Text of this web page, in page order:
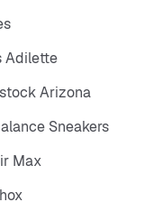
Adilette
Arizona
Sneakers
Max